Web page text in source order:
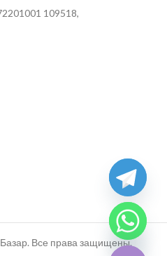
109518,
Все права защищены.
Hide
chaty